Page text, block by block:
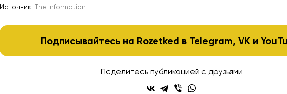
Источник:The Information
Подписывайтесь на Rozetked в Telegram,VK и
Поделитесь публикацией с друзьями